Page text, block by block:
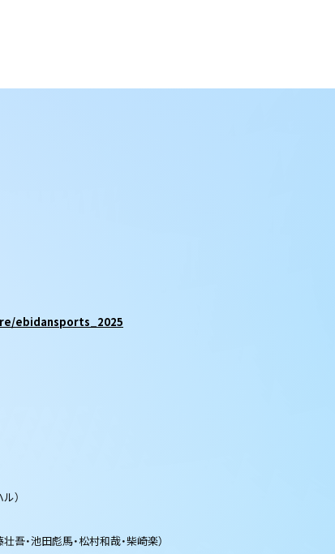
ebidansports_2025
）
吾・池田彪馬・松村和哉・柴崎楽）